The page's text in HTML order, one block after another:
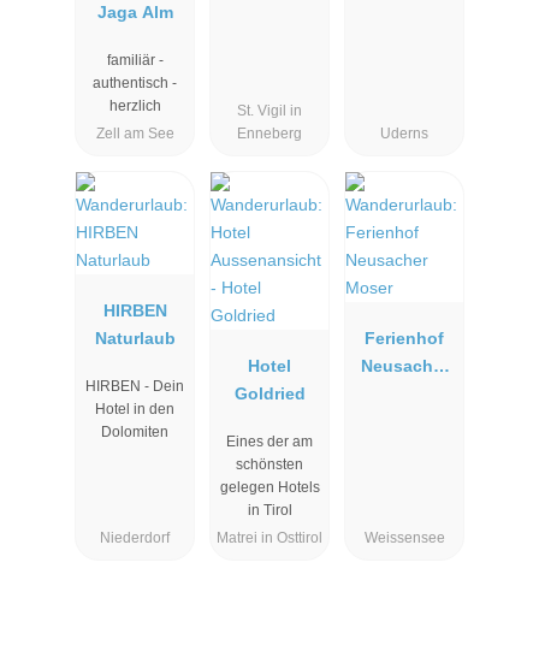
Jaga Alm
familiär -
authentisch -
herzlich
Zell am See
St. Vigil in
Enneberg
Uderns
HIRBEN
Naturlaub
HIRBEN - Dein
Hotel in den
Dolomiten
Niederdorf
Hotel
Goldried
Eines der am
schönsten
gelegen Hotels
in Tirol
Matrei in Osttirol
Ferienhof
Neusacher
Weissensee